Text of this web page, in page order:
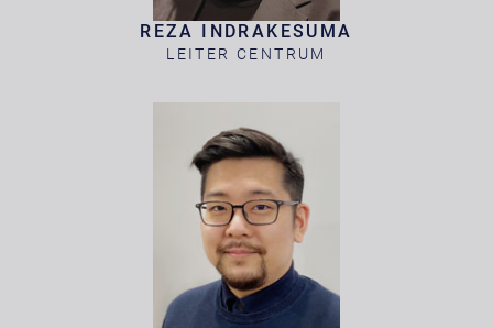
REZA INDRAKESUMA
LEITER CENTRUM